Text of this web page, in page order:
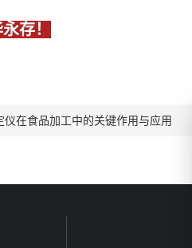
存！
仪在食品加工中的关键作用与应用